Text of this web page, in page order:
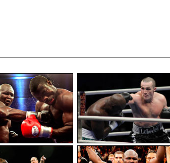
Дрейк Тадзи
Монтелл Гриффин 06.12.1996
UD
Дюран Вильямс
Чарльз Оливер 03.07.1996
UD
Эрл Батлер 14.05.1996
T KO
Ричард Мэйсон 01.03.1996
UD
Грэг Эверетт 08.12.1995
KO
Эрнест Матин 09.09.1995
DQ
Фредди Дельгадо 18.06.1995
T KO
30.04.1995
RTD
Карл Уиллис 20.03.1995
T KO